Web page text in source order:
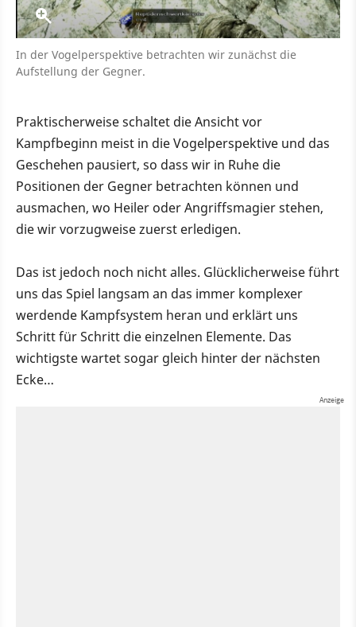
In der Vogelperspektive betrachten wir zunächst die
Aufstellung der Gegner.
Praktischerweise schaltet die Ansicht vor
Kampfbeginn meist in die Vogelperspektive und das
Geschehen pausiert, so dass wir in Ruhe die
Positionen der Gegner betrachten können und
ausmachen, wo Heiler oder Angriffsmagier stehen,
die wir vorzugweise zuerst erledigen.
Das ist jedoch noch nicht alles. Glücklicherweise führt
uns das Spiel langsam an das immer komplexer
werdende Kampfsystem heran und erklärt uns
Schritt für Schritt die einzelnen Elemente. Das
wichtigste wartet sogar gleich hinter der nächsten
Ecke…